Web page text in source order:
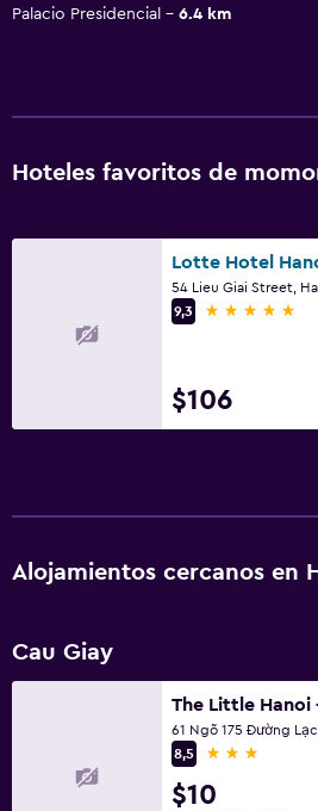
Palacio Presidencial
6.4 km
Hoteles favoritos de
Lotte Hotel
54 Lieu Giai Street,
9,3
5 estrellas
$106
Alojamientos cercanos en
Cau Giay
8,5
3 estrellas
$10